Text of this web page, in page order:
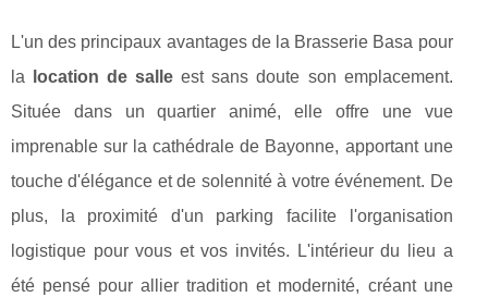
L'un des principaux avantages de la Brasserie Basa pour
la
location de salle est sans doute son emplacement.
Située dans un quartier animé, elle offre une vue
imprenable sur la cathédrale de Bayonne, apportant une
touche d'élégance et de solennité à votre événement. De
plus, la proximité d'un parking facilite l'organisation
logistique pour vous et vos invités. L'intérieur du lieu a
été pensé pour allier tradition et modernité, créant une